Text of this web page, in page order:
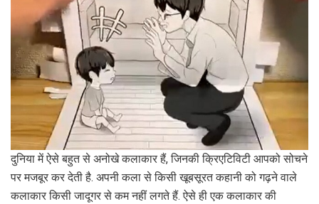
दुनिया में ऐसे बहुत से अनोखे कलाकार हैं, जिनकी क्रिएटिविटी आपको सोचने
पर मजबूर कर देती है. अपनी कला से किसी खूबसूरत कहानी को गढ़ने वाले
कलाकार किसी जादूगर से कम नहीं लगते हैं. ऐसे ही एक कलाकार की